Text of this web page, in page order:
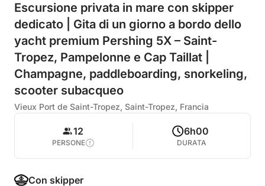
Escursione privata in mare con skipper
dedicato | Gita di un giorno a bordo dello
yacht premium Pershing 5X – Saint-
Tropez, Pampelonne e Cap Taillat |
Champagne, paddleboarding, snorkeling,
scooter subacqueo
Vieux Port de Saint-Tropez, Saint-Tropez, Francia
12
PERSONE
6h00
DURATA
Con skipper